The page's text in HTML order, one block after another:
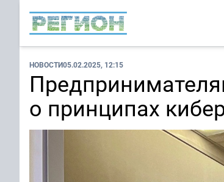
НОВОСТИ05.02.2025, 12:15
о принципах